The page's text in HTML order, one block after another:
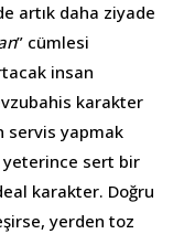
artık daha ziyade
” cümlesi
insan
karakter
servis yapmak
yeterince sert bir
karakter. Doğru
yerden toz